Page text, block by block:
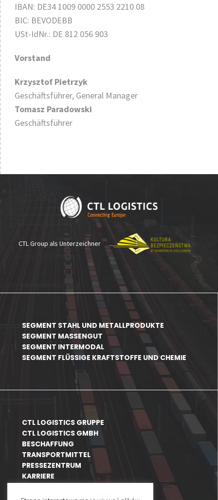
IBAN: DE34 1009 0000 2553 2210 08
BIC: BEVODEBB
USt-IdNr.: DE 812 056 903
Vorstand
Krzysztof Pietrzyk
Geschäftsführer, General Manager
Tomasz Paradowski
Geschäftsführer
CTL Group als Unterzeichner
SEGMENT STAHL UND METALLPRODUKTE
SEGMENT MASSENGUT
SEGMENT INTERMODAL
SEGMENT FLÜSSIGE KRAFTSTOFFE UND CHEMIE
CTL LOGISTICS GRUPPE
CTL LOGISTICS GMBH
BESCHAFFUNG
TRANSPORTMITTEL
PRESSEZENTRUM
KARRIERE